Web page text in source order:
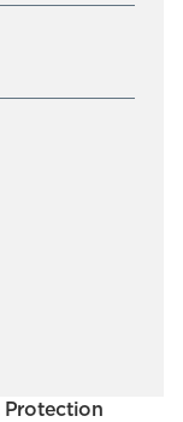
Protection